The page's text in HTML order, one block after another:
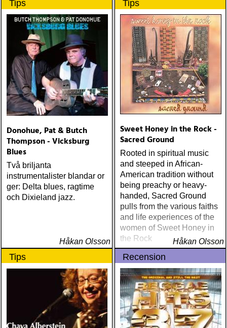
populære reggaestil kaldet
one-drop
Tips
Donohue, Pat & Butch
Thompson - Vicksburg
Blues
Två briljanta
instrumentalister blandar or
ger: Delta blues, ragtime
och Dixieland jazz.
Håkan Olsson
Tips
Sweet Honey in the Rock -
Sacred Ground
Rooted in spiritual music
and steeped in African-
American tradition without
being preachy or heavy-
handed, Sacred Ground
pulls from the various faiths
and life experiences of the
women of Sweet Honey in
the Rock
Håkan Olsson
Tips Recension